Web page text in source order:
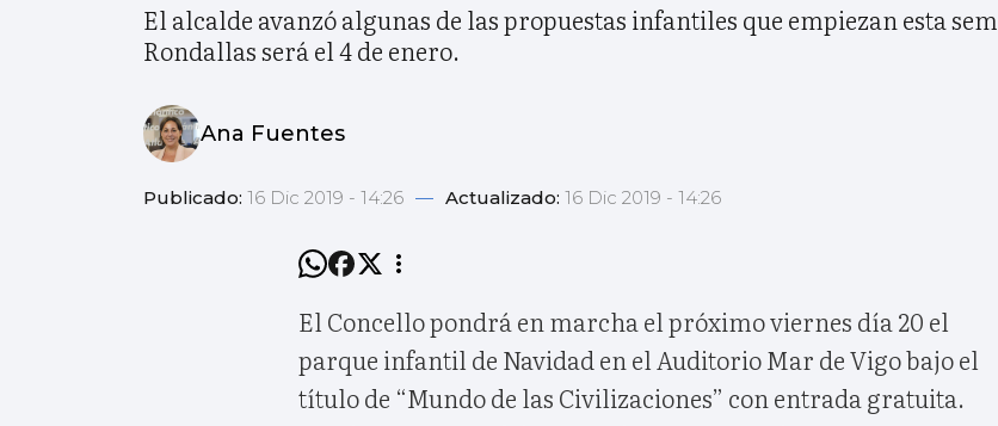
El alcalde avanzó algunas de las propuestas infantiles que empiezan esta
Rondallas será el 4 de enero.
Ana Fuentes
Publicado: 16 Dic 2019 - 14:26 — Actualizado: 16 Dic 2019 - 14:26
El Concello pondrá en marcha el próximo viernes día 20 el
parque infantil de Navidad en el Auditorio Mar de Vigo bajo el
título de “Mundo de las Civilizaciones” con entrada gratuita.